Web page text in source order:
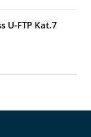
U-FTP Kat.7